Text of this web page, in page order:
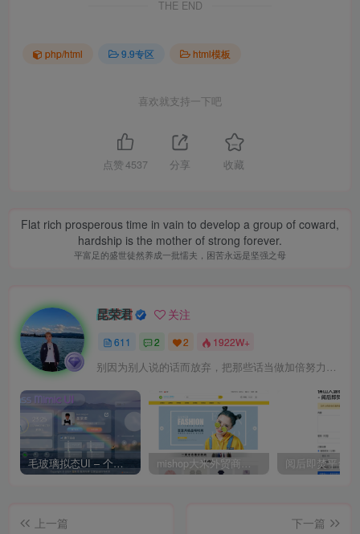
THE END
php/html 9.9专区 html模板
喜欢就支持一下吧
点赞 4537 分享 收藏
Flat rich prosperous time in vain to develop a group of coward,
hardship is the mother of strong forever.
平富足的盛世徒然养成一批懦夫，困苦永远是坚强之母
昆荣君 关注
611 2 2 1922W+
别因为别人说的话而放弃，把那些话当做加倍努力的动力
毛玻璃拟态UI – 个人主页（开源版） mishop大米外贸商城系统133种语言版本
上一篇
下一篇